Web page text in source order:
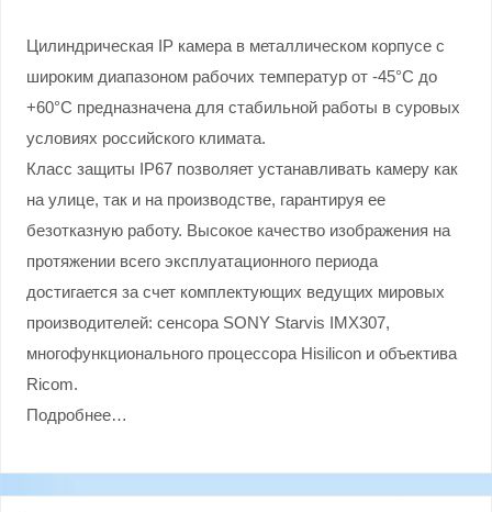
Цилиндрическая IP камера в металлическом корпусе с
широким диапазоном рабочих температур от -45°С до
+60°С предназначена для стабильной работы в суровых
условиях российского климата.
Класс защиты IP67 позволяет устанавливать камеру как
на улице, так и на производстве, гарантируя ее
безотказную работу. Высокое качество изображения на
протяжении всего эксплуатационного периода
достигается за счет комплектующих ведущих мировых
производителей: сенсора SONY Starvis IMX307,
многофункционального процессора Hisilicon и объектива
Ricom.
Подробнее…